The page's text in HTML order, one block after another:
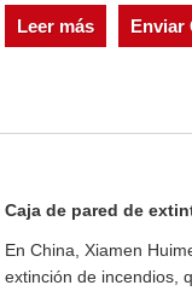
Leer más Enviar
Caja de pared de
En China, Xiamen
extinción de incendios,